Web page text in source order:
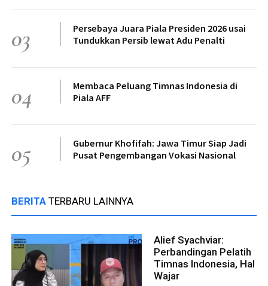
03
Persebaya Juara Piala Presiden 2026 usai
Tundukkan Persib lewat Adu Penalti
04
Membaca Peluang Timnas Indonesia di
Piala AFF
05
Gubernur Khofifah: Jawa Timur Siap Jadi
Pusat Pengembangan Vokasi Nasional
BERITA TERBARU LAINNYA
Alief Syachviar:
Perbandingan Pelatih
Timnas Indonesia, Hal
Wajar